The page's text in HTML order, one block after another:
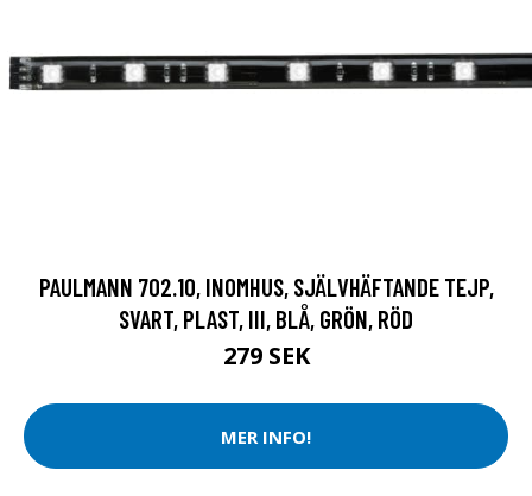
PAULMANN 702.10, INOMHUS, SJÄLVHÄFTANDE TEJP,
SVART, PLAST, III, BLÅ, GRÖN, RÖD
279 SEK
MER INFO!